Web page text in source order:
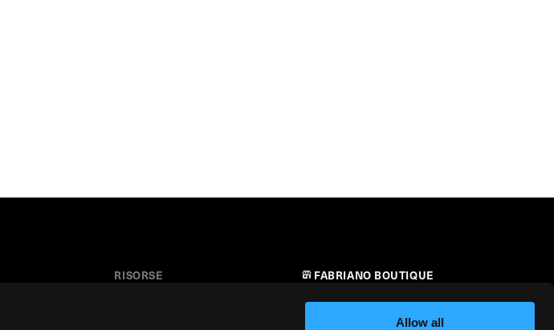
Allow all
RISORSE
FABRIANO BOUTIQUE